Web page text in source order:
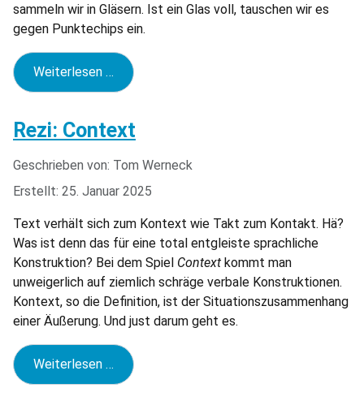
sammeln wir in Gläsern. Ist ein Glas voll, tauschen wir es
gegen Punktechips ein.
Weiterlesen …
Rezi: Context
Geschrieben von: Tom Werneck
Erstellt: 25. Januar 2025
Text verhält sich zum Kontext wie Takt zum Kontakt. Hä?
Was ist denn das für eine total entgleiste sprachliche
Konstruktion? Bei dem Spiel Context kommt man
unweigerlich auf ziemlich schräge verbale Konstruktionen.
Kontext, so die Definition, ist der Situationszusammenhang
einer Äußerung. Und just darum geht es.
Weiterlesen …